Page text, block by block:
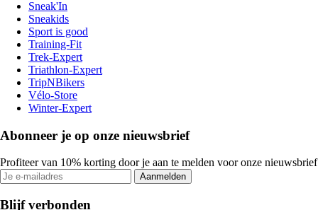
Sneak'In
Sneakids
Sport is good
Training-Fit
Trek-Expert
Triathlon-Expert
TripNBikers
Vélo-Store
Winter-Expert
Abonneer je op onze nieuwsbrief
Profiteer van 10% korting door je aan te melden voor onze nieuwsbrief
Aanmelden
Blijf verbonden